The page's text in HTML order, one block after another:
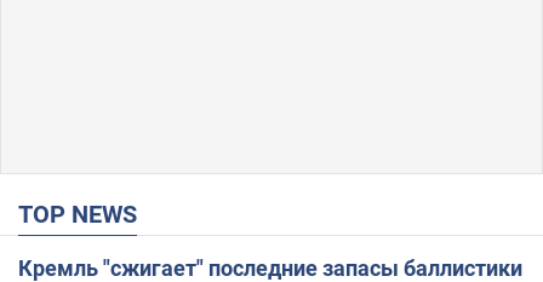
TOP NEWS
Кремль "сжигает" последние запасы баллистики